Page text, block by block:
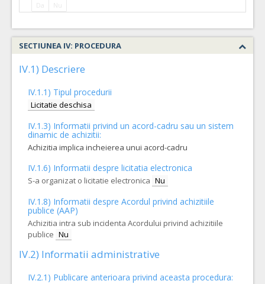
SECTIUNEA IV: PROCEDURA
IV.1) Descriere
IV.1.1) Tipul procedurii
Licitatie deschisa
IV.1.3) Informatii privind un acord-cadru sau un sistem
dinamic de achizitii:
Achizitia implica incheierea unui acord-cadru
IV.1.6) Informatii despre licitatia electronica
S-a organizat o licitatie electronica Nu
IV.1.8) Informatii despre Acordul privind achizitiile
publice (AAP)
Achizitia intra sub incidenta Acordului privind achizitiile
publice Nu
IV.2) Informatii administrative
IV.2.1) Publicare anterioara privind aceasta procedura: